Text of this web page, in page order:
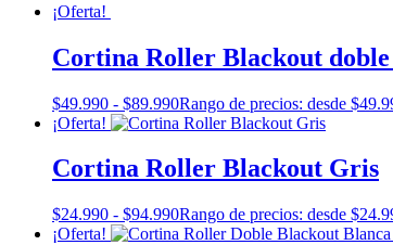
¡Oferta!
Cortina Roller Blackout doble
$49.990 - $89.990Rango de precios: desde
¡Oferta!
Cortina Roller Blackout Gris
$24.990 - $94.990Rango de precios: desde
¡Oferta!